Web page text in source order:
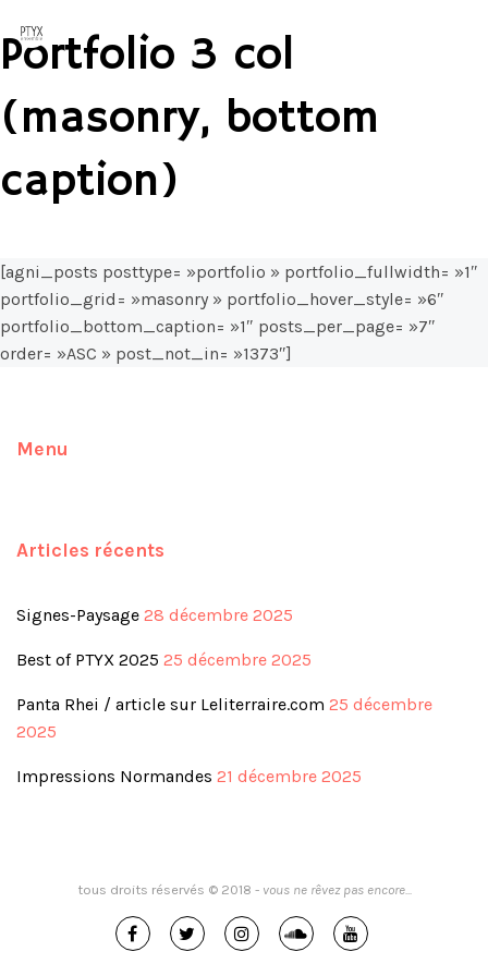
Columns
Portfolio 3 col
(masonry, bottom
caption)
[agni_posts posttype= »portfolio » portfolio_fullwidth= »1″
portfolio_grid= »masonry » portfolio_hover_style= »6″
portfolio_bottom_caption= »1″ posts_per_page= »7″
order= »ASC » post_not_in= »1373″]
Menu
Articles récents
Signes-Paysage 28 décembre 2025
Best of PTYX 2025 25 décembre 2025
Panta Rhei / article sur Leliterraire.com 25 décembre
2025
Impressions Normandes 21 décembre 2025
tous droits réservés © 2018 - vous ne rêvez pas encore...